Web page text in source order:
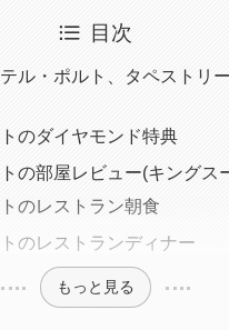
目次
ル・ポルト、タペストリ
のダイヤモンド特典
の部屋レビュー(キングス
のレストラン朝食
のレストランディナー
もっと見る